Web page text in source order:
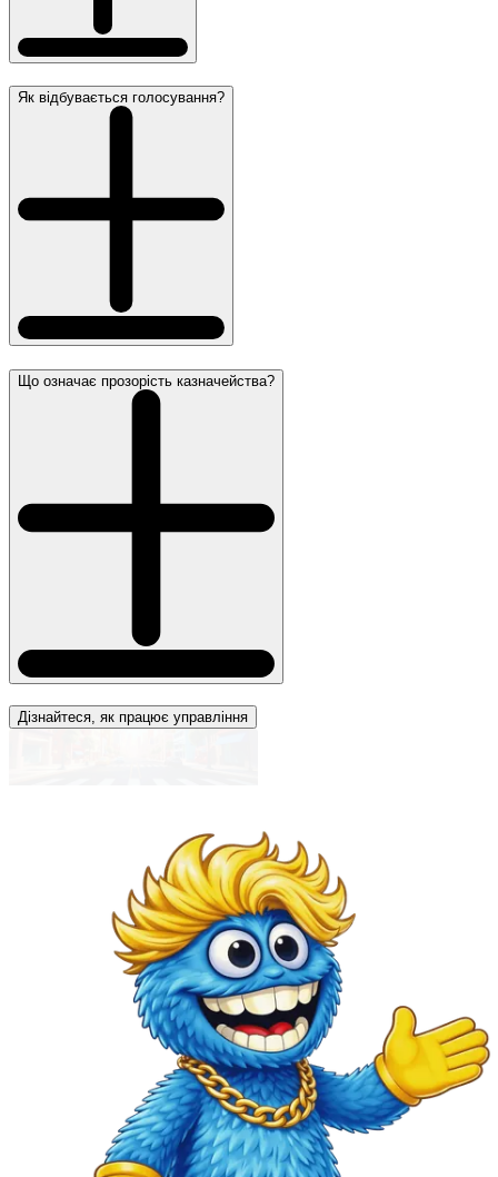
Як відбувається голосування?
Що означає прозорість казначейства?
Дізнайтеся, як працює управління